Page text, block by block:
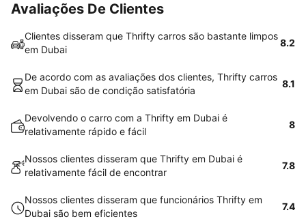
Avaliações De Clientes
Clientes disseram que Thrifty carros são bastante limpos
em Dubai
8.2
De acordo com as avaliações dos clientes, Thrifty carros
em Dubai são de condição satisfatória
8.1
Devolvendo o carro com a Thrifty em Dubai é
relativamente rápido e fácil
8
Nossos clientes disseram que Thrifty em Dubai é
relativamente fácil de encontrar
7.8
Nossos clientes disseram que funcionários Thrifty em
Dubai são bem eficientes
7.4